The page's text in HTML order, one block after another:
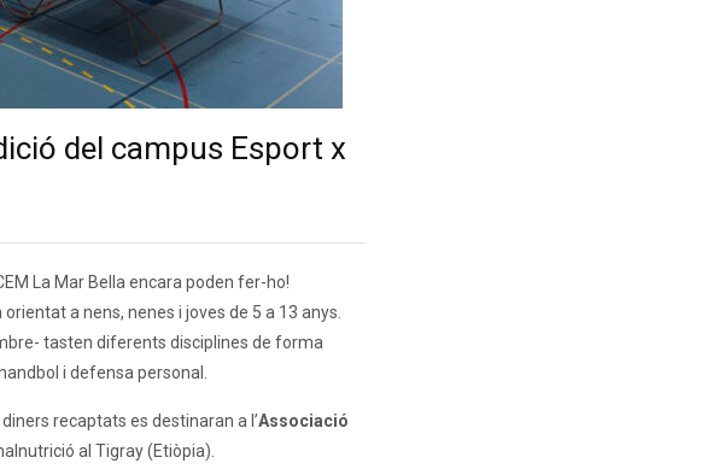
del campus Esport x
La Mar Bella encara poden fer-ho!
a nens, nenes i joves de 5 a 13 anys.
tasten diferents disciplines de forma
i defensa personal.
recaptats es destinaran a l’Associació
al Tigray (Etiòpia).